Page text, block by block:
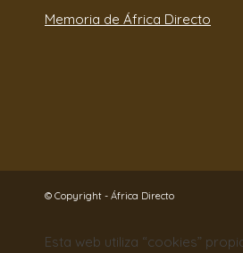
Memoria de África Directo
© Copyright - África Directo
Esta web utiliza “cookies”